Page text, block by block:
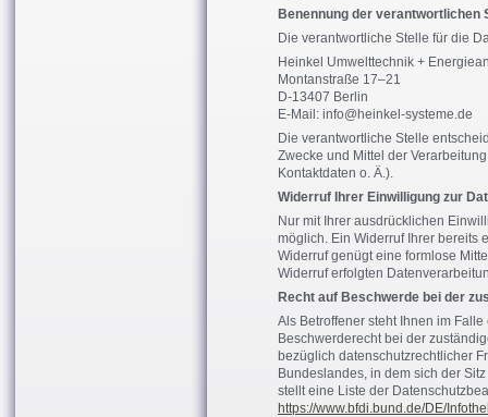
Benennung der verantwortlichen
Die verantwortliche Stelle für die
Heinkel Umwelttechnik +
Montanstraße 17–21
D-13407 Berlin
E-Mail: info@heinkel-systeme.de
Die verantwortliche Stelle
Zwecke und Mittel der
Kontaktdaten o. Ä.).
Widerruf Ihrer Einwilligung zur
Nur mit Ihrer ausdrücklichen
möglich. Ein Widerruf Ihrer bereits
Widerruf genügt eine formlose
Widerruf erfolgten
Recht auf Beschwerde bei der
Als Betroffener steht Ihnen im
Beschwerderecht bei der
bezüglich datenschutzrechtlicher
Bundeslandes, in dem sich der
stellt eine Liste der
https://www.bfdi.bund.de/DE/